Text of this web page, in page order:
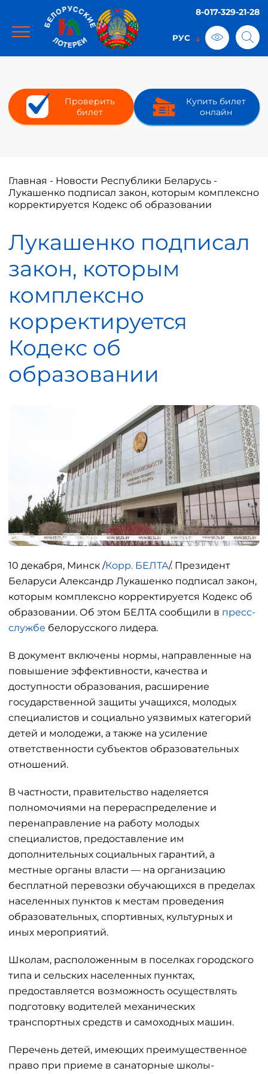
8-017-329-21-28
Проверить
билет
Купить билет
онлайн
Главная - Новости Республики Беларусь -
Лукашенко подписал закон, которым комплексно
корректируется Кодекс об образовании
Лукашенко подписал
закон, которым
комплексно
корректируется
Кодекс об
образовании
10 декабря, Минск /Корр. БЕЛТА/. Президент
Беларуси Александр Лукашенко подписал закон,
которым комплексно корректируется Кодекс об
образовании. Об этом БЕЛТА сообщили в пресс-
службе белорусского лидера.
В документ включены нормы, направленные на
повышение эффективности, качества и
доступности образования, расширение
государственной защиты учащихся, молодых
специалистов и социально уязвимых категорий
детей и молодежи, а также на усиление
ответственности субъектов образовательных
отношений.
В частности, правительство наделяется
полномочиями на перераспределение и
перенаправление на работу молодых
специалистов, предоставление им
дополнительных социальных гарантий, а
местные органы власти — на организацию
бесплатной перевозки обучающихся в пределах
населенных пунктов к местам проведения
образовательных, спортивных, культурных и
иных мероприятий.
Школам, расположенным в поселках городского
типа и сельских населенных пунктах,
предоставляется возможность осуществлять
подготовку водителей механических
транспортных средств и самоходных машин.
Перечень детей, имеющих преимущественное
право при приеме в санаторные школы-